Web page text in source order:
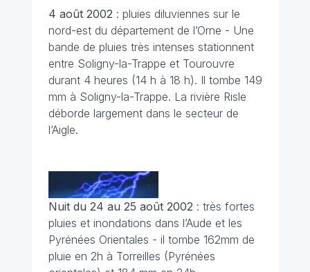
4 août 2002 : pluies diluviennes sur le
nord-est du département de l’Orne - Une
bande de pluies très intenses stationnent
entre Soligny-la-Trappe et Tourouvre
durant 4 heures (14 h à 18 h). Il tombe 149
mm à Soligny-la-Trappe. La rivière Risle
déborde largement dans le secteur de
l’Aigle.
Nuit du 24 au 25 août 2002 : très fortes
pluies et inondations dans l’Aude et les
Pyrénées Orientales - il tombe 162mm de
pluie en 2h à Torreilles (Pyrénées